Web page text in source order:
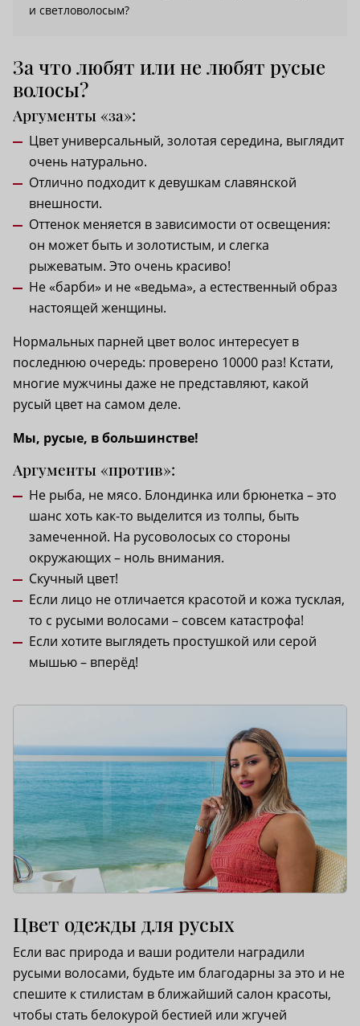
и светловолосым?
За что любят или не любят русые
волосы?
Аргументы «за»:
Цвет универсальный, золотая середина, выглядит
очень натурально.
Отлично подходит к девушкам славянской
внешности.
Оттенок меняется в зависимости от освещения:
он может быть и золотистым, и слегка
рыжеватым. Это очень красиво!
Не «барби» и не «ведьма», а естественный образ
настоящей женщины.
Нормальных парней цвет волос интересует в
последнюю очередь: проверено 10000 раз! Кстати,
многие мужчины даже не представляют, какой
русый цвет на самом деле.
Мы, русые, в большинстве!
Аргументы «против»:
Не рыба, не мясо. Блондинка или брюнетка – это
шанс хоть как-то выделится из толпы, быть
замеченной. На русоволосых со стороны
окружающих – ноль внимания.
Скучный цвет!
Если лицо не отличается красотой и кожа тусклая,
то с русыми волосами – совсем катастрофа!
Если хотите выглядеть простушкой или серой
мышью – вперёд!
Цвет одежды для русых
Если вас природа и ваши родители наградили
русыми волосами, будьте им благодарны за это и не
спешите к стилистам в ближайший салон красоты,
чтобы стать белокурой бестией или жгучей